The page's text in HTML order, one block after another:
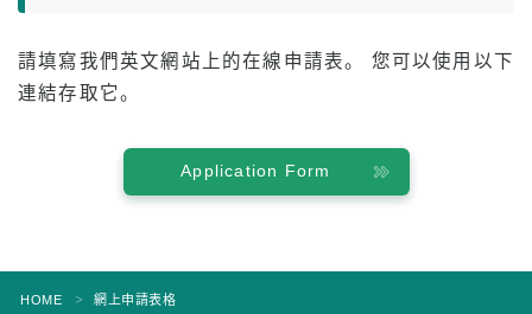
升入大學
高級水準
請填寫我們英文網站上的在線申請表。 您可以使用以下
連結存取它。
Application Form
HOME ＞ 網上申請表格